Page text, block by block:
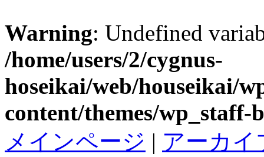
Warning: Undefined
/home/users/2/cygnus-
hoseikai/web/houseikai/
content/themes/wp_staff-
メインページ | アーカイ